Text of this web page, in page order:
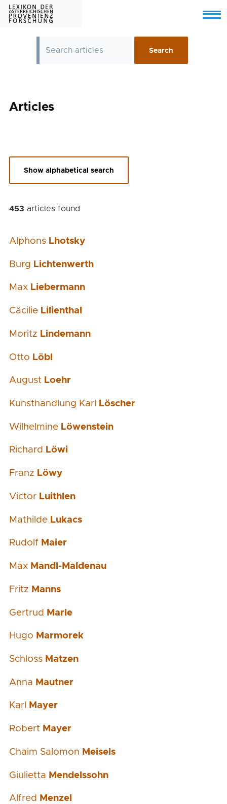
Skip to main content
Menu
Articles
Show alphabetical search
453 articles found
Alphons Lhotsky
Burg Lichtenwerth
Max Liebermann
Cäcilie Lilienthal
Moritz Lindemann
Otto Löbl
August Loehr
Kunsthandlung Karl Löscher
Wilhelmine Löwenstein
Richard Löwi
Franz Löwy
Victor Luithlen
Mathilde Lukacs
Rudolf Maier
Max Mandl-Maldenau
Fritz Manns
Gertrud Marle
Hugo Marmorek
Schloss Matzen
Anna Mautner
Karl Mayer
Robert Mayer
Chaim Salomon Meisels
Giulietta Mendelssohn
Alfred Menzel